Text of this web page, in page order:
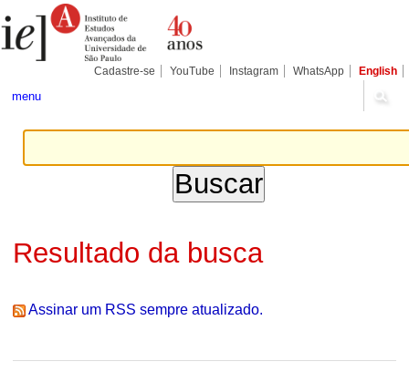
para
conteúdo.
Pessoais
Cadastre-se YouTube Instagram WhatsApp English
menu
Resultado da busca
Assinar um RSS sempre atualizado.